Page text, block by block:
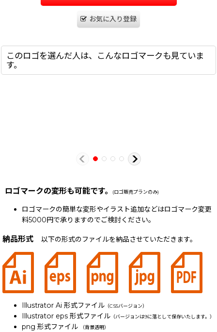
お気に入り登録
このロゴを選んだ人は、こんなロゴマークも見ていま
す。
ロゴマークの変形も可能です。 (ロゴ販売プランのみ)
ロゴマークの簡単な変形やイラスト追加などはロゴマーク変更
料5000円で承りますのでご検討ください。
納品形式 以下の形式のファイルを納品させていただきます。
Illustrator Ai 形式ファイル （CS5バージョン）
Illustrator eps 形式ファイル （バージョンは9に落として保存いたします。）
png 形式ファイル （背景透明）